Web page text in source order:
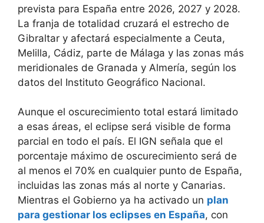
prevista para España entre 2026, 2027 y 2028.
La franja de totalidad cruzará el estrecho de
Gibraltar y afectará especialmente a Ceuta,
Melilla, Cádiz, parte de Málaga y las zonas más
meridionales de Granada y Almería, según los
datos del Instituto Geográfico Nacional.
Aunque el oscurecimiento total estará limitado
a esas áreas, el eclipse será visible de forma
parcial en todo el país. El IGN señala que el
porcentaje máximo de oscurecimiento será de
al menos el 70% en cualquier punto de España,
incluidas las zonas más al norte y Canarias.
Mientras el Gobierno ya ha activado un plan
para gestionar los eclipses en España, con